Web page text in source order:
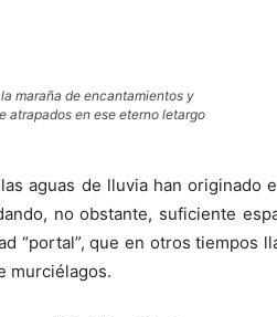
maraña de encantamientos y
atrapados en ese eterno letargo
aguas de lluvia han originado
no obstante, suficiente
“portal”, que en otros tiempos
murciélagos.